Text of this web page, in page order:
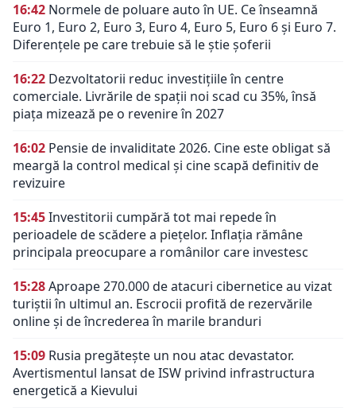
16:42 Normele de poluare auto în UE. Ce înseamnă
Euro 1, Euro 2, Euro 3, Euro 4, Euro 5, Euro 6 și Euro 7.
Diferențele pe care trebuie să le știe șoferii
16:22 Dezvoltatorii reduc investițiile în centre
comerciale. Livrările de spații noi scad cu 35%, însă
piața mizează pe o revenire în 2027
16:02 Pensie de invaliditate 2026. Cine este obligat să
meargă la control medical și cine scapă definitiv de
revizuire
15:45Investitorii cumpără tot mai repede în
perioadele de scădere a piețelor. Inflația rămâne
principala preocupare a românilor care investesc
15:28Aproape 270.000 de atacuri cibernetice au vizat
turiștii în ultimul an. Escrocii profită de rezervările
online și de încrederea în marile branduri
15:09 Rusia pregătește un nou atac devastator.
Avertismentul lansat de ISW privind infrastructura
energetică a Kievului